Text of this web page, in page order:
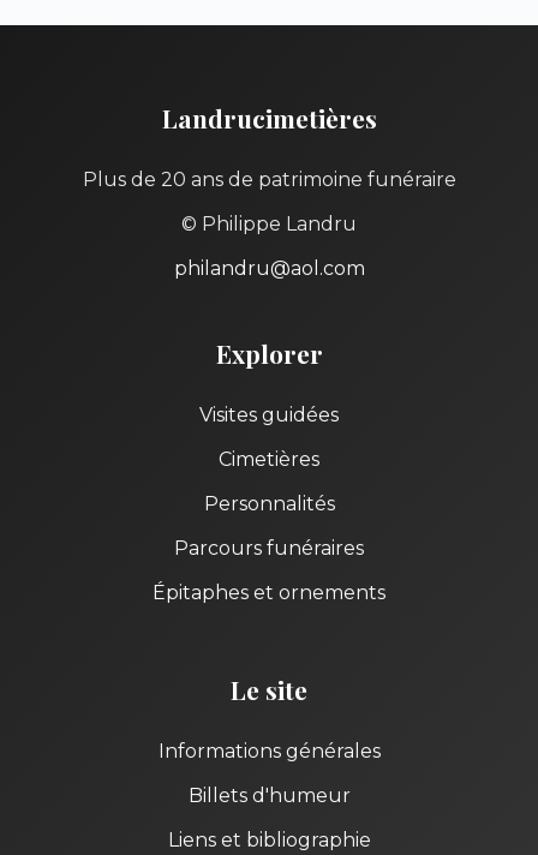
Landrucimetières
Plus de 20 ans de patrimoine funéraire
© Philippe Landru
philandru@aol.com
Explorer
Visites guidées
Cimetières
Personnalités
Parcours funéraires
Épitaphes et ornements
Le site
Informations générales
Billets d'humeur
Liens et bibliographie